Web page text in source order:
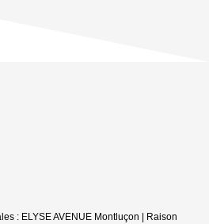
: ELYSE AVENUE Montluçon | Raison